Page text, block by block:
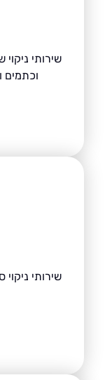
שירותי ניקוי
וכתמים
שירותי ניקוי ספות
ולכלוך